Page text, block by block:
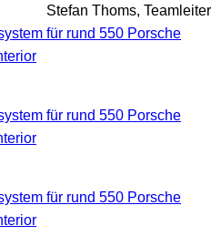
Stefan Thoms, Teamleiter